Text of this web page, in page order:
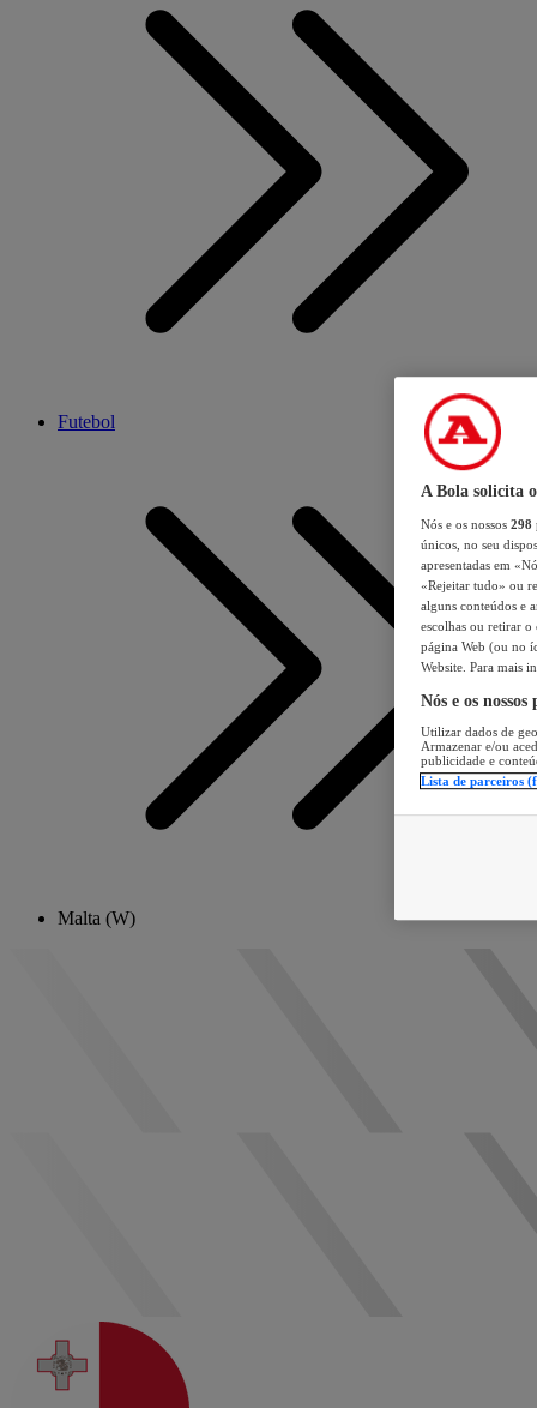
Futebol
Malta (W)
A Bola solicita
Nós e os nossos 298
únicos, no seu
apresentadas em
«Rejeitar tudo» ou
alguns conteúdos e
escolhas ou retirar
página Web (ou no
Website. Para mais
Nós e os
Utilizar dados de
Armazenar e/ou
publicidade e
Lista de parceiros